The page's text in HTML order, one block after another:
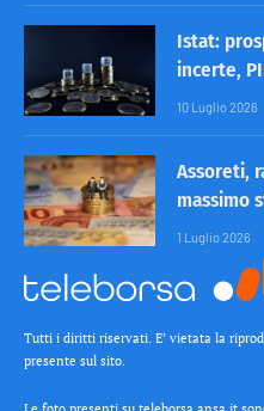
Istat:
incerte,
10 Luglio 2026
Assoreti,
massimo
1 Luglio 2026
Tutti i diritti riservati. E’ vietata la
presente sul sito.